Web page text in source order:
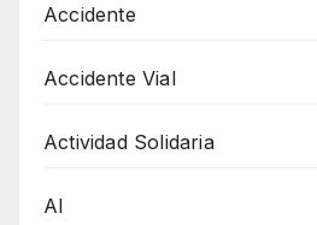
Accidente
Accidente Vial
Actividad Solidaria
AI